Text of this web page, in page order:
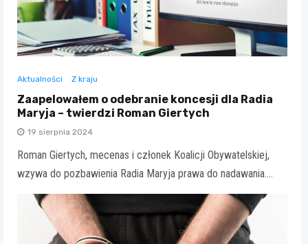
Aktualności Z kraju
Zaapelowałem o odebranie koncesji dla Radia
Maryja – twierdzi Roman Giertych
19 sierpnia 2024
Roman Giertych, mecenas i członek Koalicji Obywatelskiej,
wzywa do pozbawienia Radia Maryja prawa do nadawania.…